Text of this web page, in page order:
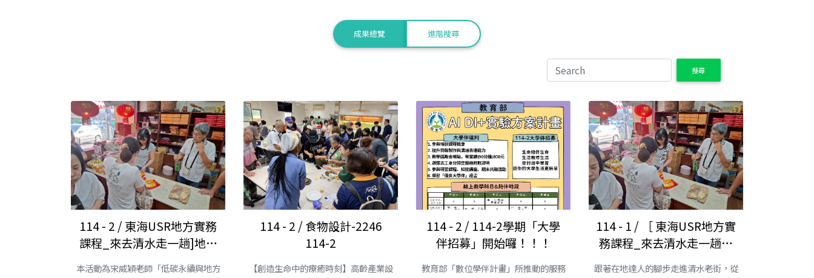
成果總覽 進階搜尋
搜尋
114 - 2 / 東海USR地方實務
課程_來去清水走一趟]地方
踏查活動企劃
本活動為宋威穎老師「低碳永續與地方
114 - 2 / 食物設計-2246
114-2
【創造生命中的療癒時刻】高齡產業設
114 - 2 / 114-2學期「大學
伴招募」開始囉！！！
教育部「數位學伴計畫」所推動的服務
114 - 1 / ［ 東海USR地方實
務課程_來去清水走一趟］
地方踏查活動企劃
跟著在地達人的腳步走進清水老街，從